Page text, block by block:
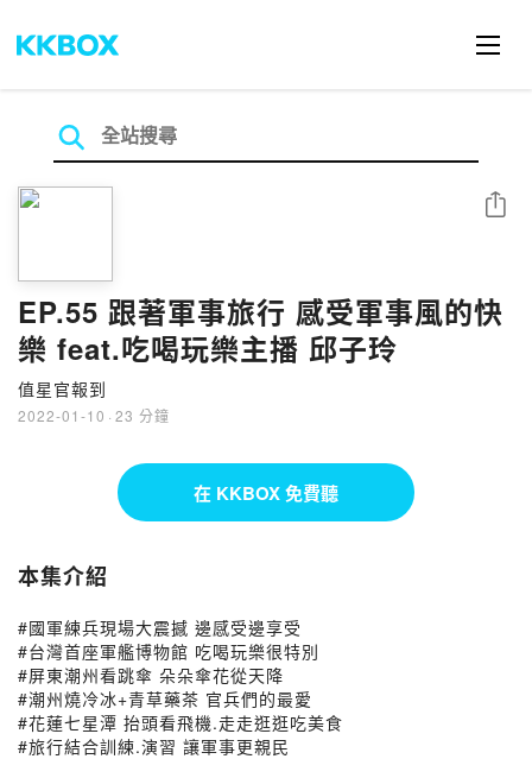
EP.55 跟著軍事旅行 感受軍事風的快
樂 feat.吃喝玩樂主播 邱子玲
值星官報到
2022-01-10 · 23 分鐘
分享
在 KKBOX 免費聽
本集介紹
#國軍練兵現場大震撼 邊感受邊享受
#台灣首座軍艦博物館 吃喝玩樂很特別
#屏東潮州看跳傘 朵朵傘花從天降
#潮州燒冷冰+青草藥茶 官兵們的最愛
#花蓮七星潭 抬頭看飛機.走走逛逛吃美食
#旅行結合訓練.演習 讓軍事更親民